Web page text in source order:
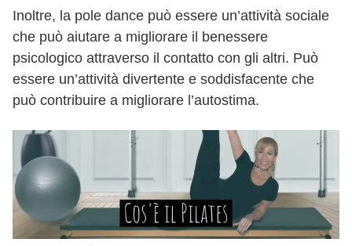
Inoltre, la pole dance può essere un’attività sociale
che può aiutare a migliorare il benessere
psicologico attraverso il contatto con gli altri. Può
essere un’attività divertente e soddisfacente che
può contribuire a migliorare l’autostima.